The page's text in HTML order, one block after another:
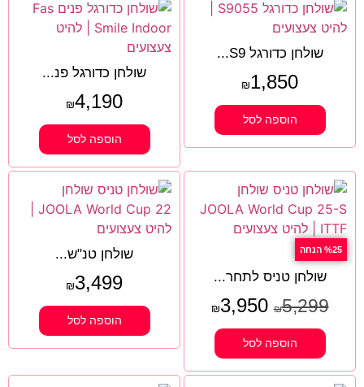
שולחן כדורגל S9...
₪1,850
הוספה לסל
שולחן כדורגל פנ...
₪4,190
הוספה לסל
%25 הנחה
שולחן טניס לתחר...
₪5,299
₪3,950
הוספה לסל
שולחן טנ"ש...
₪3,499
הוספה לסל